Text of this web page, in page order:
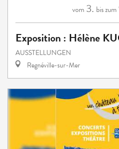
vom 3. bis zum
Exposition : Hélène
AUSSTELLUNGEN
Regnéville-sur-Mer